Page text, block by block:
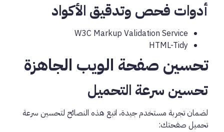
أدوات فحص وتدقيق الأكواد
W3C Markup Validation Service
HTML-Tidy
تحسين صفحة الويب الجاهزة
تحسين سرعة التحميل
لضمان تجربة مستخدم جيدة، اتبع هذه النصائح لتحسين سرعة
تحميل صفحتك: